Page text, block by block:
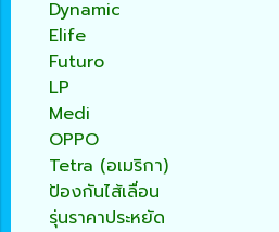
Dynamic
Elife
Futuro
LP
Medi
OPPO
Tetra (อเมริกา)
ป้องกันไส้เลื่อน
รุ่นราคาประหยัด